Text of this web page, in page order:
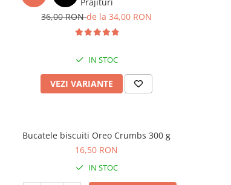
36,00 RONde la 34,00 RON
IN STOC
VEZI VARIANTE
Bucatele biscuiti Oreo Crumbs 300 g
16,50 RON
IN STOC